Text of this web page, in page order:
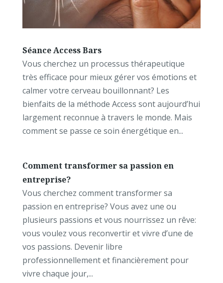
Séance Access Bars
Vous cherchez un processus thérapeutique
très efficace pour mieux gérer vos émotions et
calmer votre cerveau bouillonnant? Les
bienfaits de la méthode Access sont aujourd’hui
largement reconnue à travers le monde. Mais
comment se passe ce soin énergétique en...
Comment transformer sa passion en
entreprise?
Vous cherchez comment transformer sa
passion en entreprise? Vous avez une ou
plusieurs passions et vous nourrissez un rêve:
vous voulez vous reconvertir et vivre d’une de
vos passions. Devenir libre
professionnellement et financièrement pour
vivre chaque jour,...